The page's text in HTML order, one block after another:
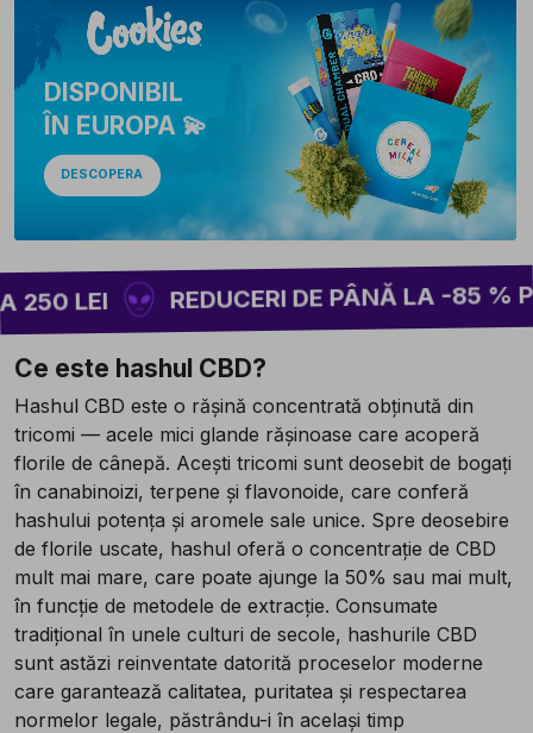
DISPONIBIL
ÎN EUROPA 💫
DESCOPERA
LEI REDUCERI DE PÂNĂ LA -85 % PE
Ce este hashul CBD?
Hashul CBD este o rășină concentrată obținută din
tricomi — acele mici glande rășinoase care acoperă
florile de cânepă. Acești tricomi sunt deosebit de bogați
în canabinoizi, terpene și flavonoide, care conferă
hashului potența și aromele sale unice. Spre deosebire
de florile uscate, hashul oferă o concentrație de CBD
mult mai mare, care poate ajunge la 50% sau mai mult,
în funcție de metodele de extracție. Consumate
tradițional în unele culturi de secole, hashurile CBD
sunt astăzi reinventate datorită proceselor moderne
care garantează calitatea, puritatea și respectarea
normelor legale, păstrându-i în același timp